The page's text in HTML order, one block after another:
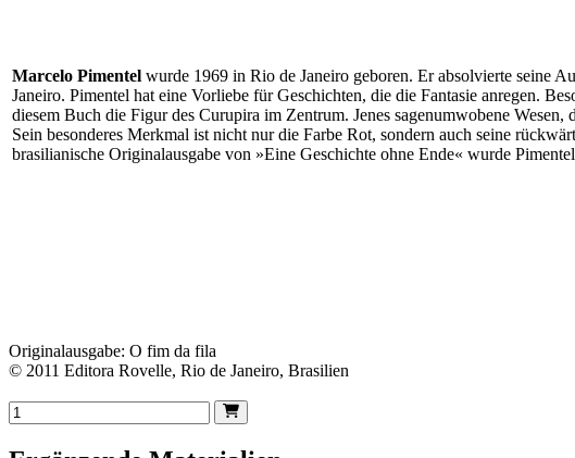
Marcelo Pimentel wurde 1969 in Rio de Janeiro geboren. Er absolvierte seine
Janeiro. Pimentel hat eine Vorliebe für Geschichten, die die Fantasie anregen.
diesem Buch die Figur des Curupira im Zentrum. Jenes sagenumwobene
Sein besonderes Merkmal ist nicht nur die Farbe Rot, sondern auch seine
brasilianische Originalausgabe von »Eine Geschichte ohne Ende« wurde
Originalausgabe: O fim da fila
© 2011 Editora Rovelle, Rio de Janeiro, Brasilien